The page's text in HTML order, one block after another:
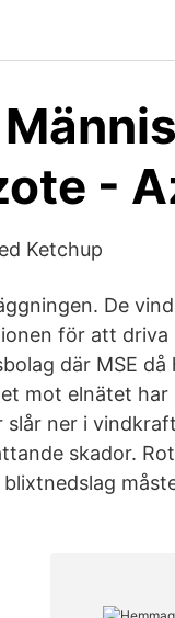
-
Ketchup
De
för att
där MSE då
mot elnätet har
ner i
skador.